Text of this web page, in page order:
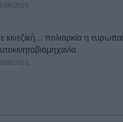
08/2026
κινεζική… πολιορκία η
08/2026